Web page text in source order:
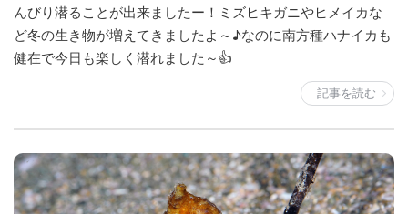
んびり潜ることが出来ましたー！ミズヒキガニやヒメイカな
ど冬の生き物が増えてきましたよ～♪なのに南方種ハナイカも
健在で今日も楽しく潜れました～👍
記事を読む